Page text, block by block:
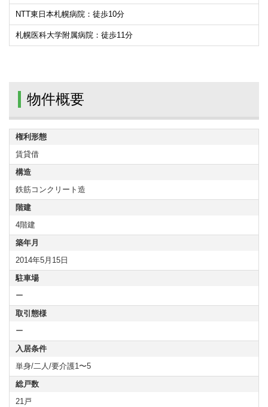
NTT東日本札幌病院：徒歩10分
札幌医科大学附属病院：徒歩11分
物件概要
権利形態
賃貸借
構造
鉄筋コンクリート造
階建
4階建
築年月
2014年5月15日
駐車場
ー
取引態様
ー
入居条件
単身/二人/要介護1〜5
総戸数
21戸